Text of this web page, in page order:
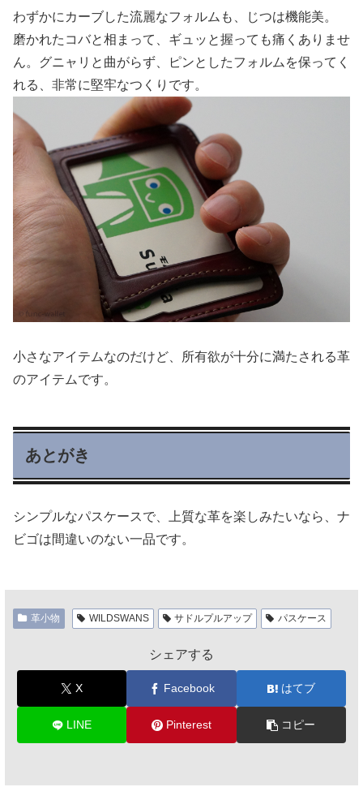
わずかにカーブした流麗なフォルムも、じつは機能美。
磨かれたコバと相まって、ギュッと握っても痛くありませ
ん。グニャリと曲がらず、ピンとしたフォルムを保ってく
れる、非常に堅牢なつくりです。
小さなアイテムなのだけど、所有欲が十分に満たされる革
のアイテムです。
あとがき
シンプルなパスケースで、上質な革を楽しみたいなら、ナ
ビゴは間違いのない一品です。
革小物 WILDSWANS サドルプルアップ パスケース
シェアする
X Facebook はてブ
LINE Pinterest コピー